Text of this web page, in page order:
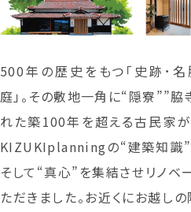
500年の歴史をもつ「史跡･
庭」。その敷地一角に“隠寮””脇
れた築100年を超える古民家が
KIZUKIplanningの“建築知識”
そして“真心”を集結させリノベ
ただきました。お近くにお越し